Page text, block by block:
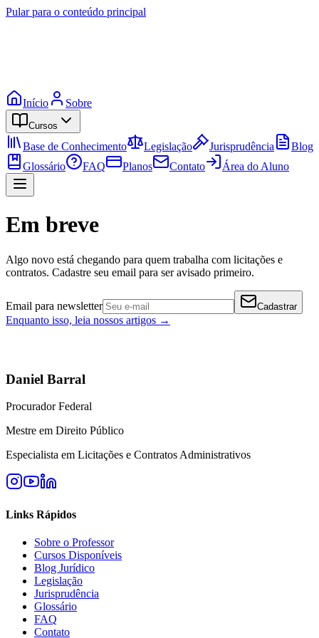
Pular para o conteúdo principal
Início Sobre
Cursos
Base de Conhecimento Legislação Jurisprudência
Blog
Glossário
FAQ Planos Contato Área do Aluno
Em breve
Algo novo está chegando para quem trabalha com licitações e
contratos. Cadastre seu email para ser avisado primeiro.
Email para newsletter Cadastrar
Enquanto isso, leia nossos artigos →
Daniel Barral
Procurador Federal
Mestre em Direito Público
Especialista em Licitações e Contratos Administrativos
Links Rápidos
Sobre o Professor
Cursos Disponíveis
Blog Jurídico
Legislação
Jurisprudência
Glossário
FAQ
Contato